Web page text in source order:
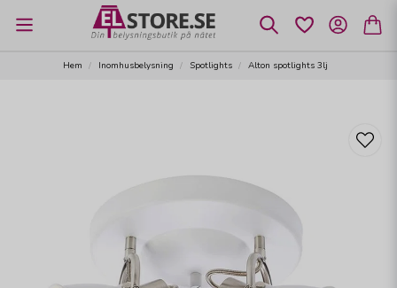
Hem Inomhusbelysning Spotlights Alton spotlights 3lj